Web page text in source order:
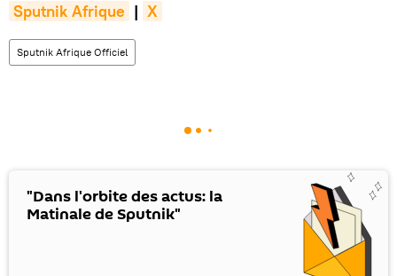
Sputnik Afrique | X
Sputnik Afrique Officiel
"Dans l'orbite des actus: la
Matinale de Sputnik"